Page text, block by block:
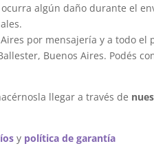
algún daño durante el
Aires por mensajería y a todo
Buenos Aires. Podés
llegar a través de
y política de garantía